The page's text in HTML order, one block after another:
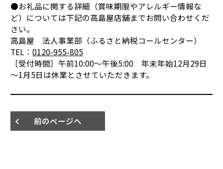
●お礼品に関する詳細（賞味期限やアレルギー情報な
ど）については下記の高島屋店舗までお問い合わせくだ
さい。
高島屋 法人事業部（ふるさと納税コールセンター）
TEL： 0120-955-805
［受付時間］午前10:00～午後5:00 年末年始12月29日
～1月5日は休業とさせていただきます。
前のページへ